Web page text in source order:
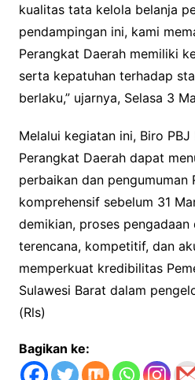
kualitas tata kelola belanja
pendampingan ini, kami
Perangkat Daerah memiliki
serta kepatuhan terhadap
berlaku,” ujarnya, Selasa 3
Melalui kegiatan ini, Biro
Perangkat Daerah dapat
perbaikan dan pengumuman
komprehensif sebelum 31
demikian, proses
terencana, kompetitif, dan
memperkuat kredibilitas
Sulawesi Barat dalam
(Rls)
Bagikan ke: